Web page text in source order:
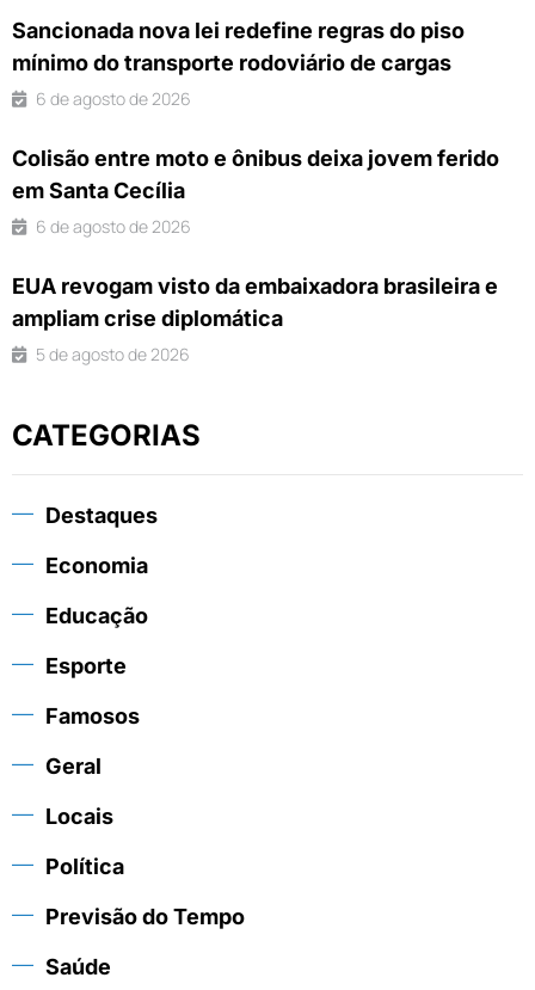
Sancionada nova lei redefine regras do piso
mínimo do transporte rodoviário de cargas
6 de agosto de 2026
Colisão entre moto e ônibus deixa jovem ferido
em Santa Cecília
6 de agosto de 2026
EUA revogam visto da embaixadora brasileira e
ampliam crise diplomática
5 de agosto de 2026
CATEGORIAS
Destaques
Economia
Educação
Esporte
Famosos
Geral
Locais
Política
Previsão do Tempo
Saúde